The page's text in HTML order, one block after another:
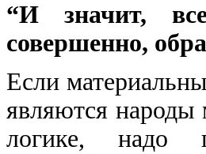
“И значит,
совершенно,
Если
являются народы
логике, надо